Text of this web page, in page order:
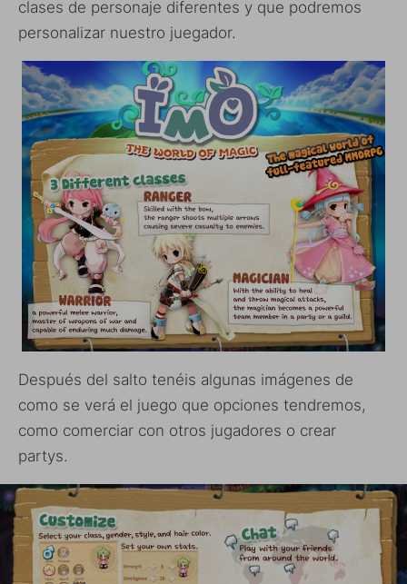
clases de personaje diferentes y que podremos
personalizar nuestro juegador.
Después del salto tenéis algunas imágenes de
como se verá el juego que opciones tendremos,
como comerciar con otros jugadores o crear
partys.